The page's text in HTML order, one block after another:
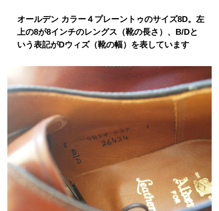
オールデン カラー４プレーントゥのサイズ8D。左
上の8が8インチのレングス（靴の長さ）、B/Dと
いう表記がDウィズ（靴の幅）を表しています